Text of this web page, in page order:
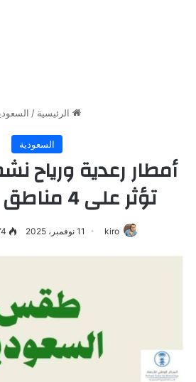
الرئيسية /
السعودية
أمطار رعدية ورياح
تؤثر على 4 مناطق في اليوم
kiro 11 نوفمبر، 2025